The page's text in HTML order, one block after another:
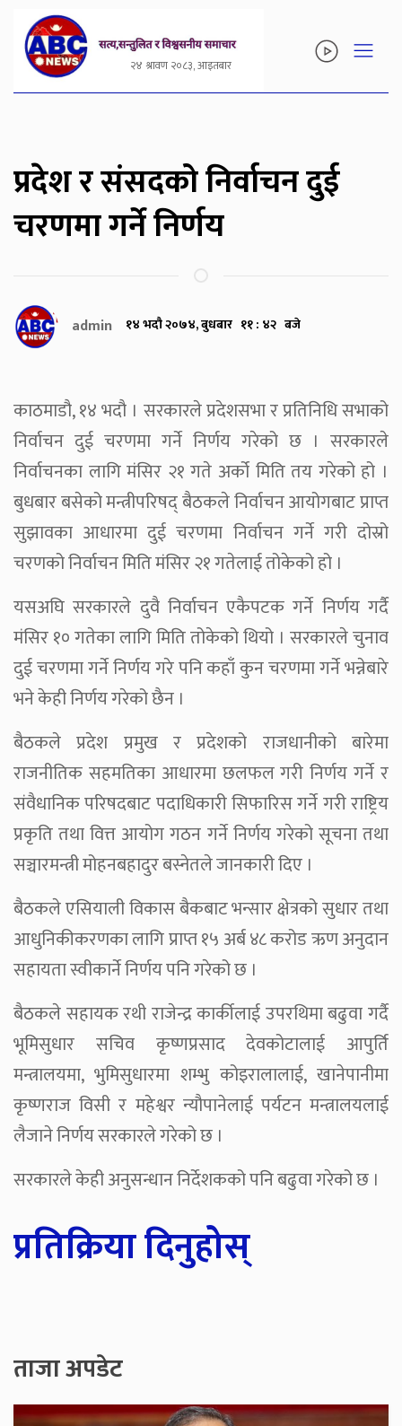
२४ श्रावण २०८३, आइतबार
प्रदेश र संसदको निर्वाचन दुई
चरणमा गर्ने निर्णय
admin १४ भदौ २०७४, बुधबार ११ : ४२ बजे
काठमाडौ, १४ भदौ । सरकारले प्रदेशसभा र प्रतिनिधि सभाको
निर्वाचन दुई चरणमा गर्ने निर्णय गरेको छ । सरकारले
निर्वाचनका लागि मंसिर २१ गते अर्को मिति तय गरेको हो ।
बुधबार बसेको मन्त्रीपरिषद् बैठकले निर्वाचन आयोगबाट प्राप्त
सुझावका आधारमा दुई चरणमा निर्वाचन गर्ने गरी दोस्रो
चरणको निर्वाचन मिति मंसिर २१ गतेलाई तोकेको हो ।
यसअघि सरकारले दुवै निर्वाचन एकैपटक गर्ने निर्णय गर्दै
मंसिर १० गतेका लागि मिति तोकेको थियो । सरकारले चुनाव
दुई चरणमा गर्ने निर्णय गरे पनि कहाँ कुन चरणमा गर्ने भन्नेबारे
भने केही निर्णय गरेको छैन ।
बैठकले प्रदेश प्रमुख र प्रदेशको राजधानीको बारेमा
राजनीतिक सहमतिका आधारमा छलफल गरी निर्णय गर्ने र
संवैधानिक परिषदबाट पदाधिकारी सिफारिस गर्ने गरी राष्ट्रिय
प्रकृति तथा वित्त आयोग गठन गर्ने निर्णय गरेको सूचना तथा
सञ्चारमन्त्री मोहनबहादुर बस्नेतले जानकारी दिए ।
बैठकले एसियाली विकास बैकबाट भन्सार क्षेत्रको सुधार तथा
आधुनिकीकरणका लागि प्राप्त १५ अर्ब ४८ करोड ऋण अनुदान
सहायता स्वीकार्ने निर्णय पनि गरेको छ ।
बैठकले सहायक रथी राजेन्द्र कार्कीलाई उपरथिमा बढुवा गर्दै
भूमिसुधार सचिव कृष्णप्रसाद देवकोटालाई आपुर्ति
मन्त्रालयमा, भुमिसुधारमा शम्भु कोइरालालाई, खानेपानीमा
कृष्णराज विसी र महेश्वर न्यौपानेलाई पर्यटन मन्त्रालयलाई
लैजाने निर्णय सरकारले गरेको छ ।
सरकारले केही अनुसन्धान निर्देशकको पनि बढुवा गरेको छ ।
प्रतिक्रिया दिनुहोस्
ताजा अपडेट